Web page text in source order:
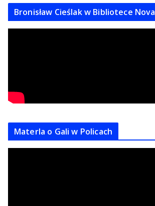
Bronisław Cieślak w Bibliotece Nova
Materla o Gali w Policach